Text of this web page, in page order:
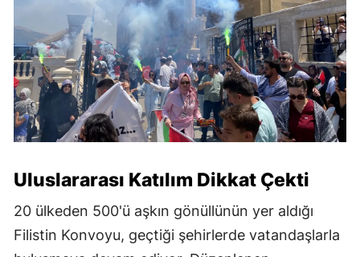
Uluslararası Katılım Dikkat Çekti
20 ülkeden 500'ü aşkın gönüllünün yer aldığı
Filistin Konvoyu, geçtiği şehirlerde vatandaşlarla